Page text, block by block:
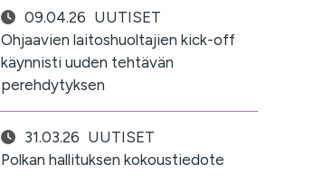
09.04.26 UUTISET
Ohjaavien laitoshuoltajien kick-off
käynnisti uuden tehtävän
perehdytyksen
31.03.26 UUTISET
Polkan hallituksen kokoustiedote